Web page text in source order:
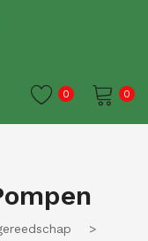
0
0
>